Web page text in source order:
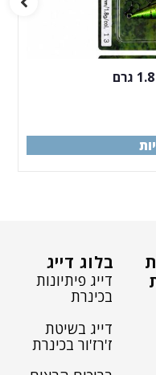
בלוג דייג
דייג פיתיונות
בכינרת
דייג בשיטת
ז'רז'ור בכינרת